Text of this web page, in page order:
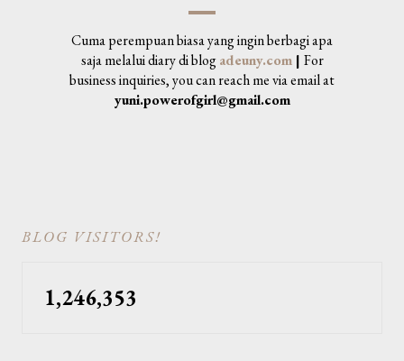
Cuma perempuan biasa yang ingin berbagi apa
saja melalui diary di blogadeuny.com| For
business inquiries, you can reach me via email at
yuni.powerofgirl@gmail.com
BLOG VISITORS!
1,246,353